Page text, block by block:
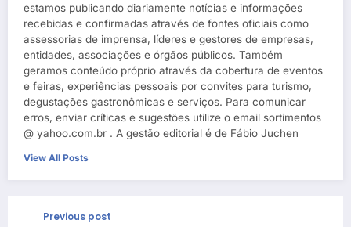
estamos publicando diariamente notícias e informações
recebidas e confirmadas através de fontes oficiais como
assessorias de imprensa, líderes e gestores de empresas,
entidades, associações e órgãos públicos. Também
geramos conteúdo próprio através da cobertura de eventos
e feiras, experiências pessoais por convites para turismo,
degustações gastronômicas e serviços. Para comunicar
erros, enviar críticas e sugestões utilize o email sortimentos
@ yahoo.com.br . A gestão editorial é de Fábio Juchen
View All Posts
Previous post